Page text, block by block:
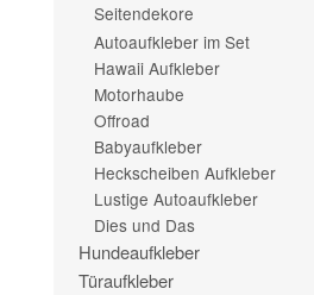
Seitendekore
Autoaufkleber im Set
Hawaii Aufkleber
Motorhaube
Offroad
Babyaufkleber
Heckscheiben Aufkleber
Lustige Autoaufkleber
Dies und Das
Hundeaufkleber
Türaufkleber